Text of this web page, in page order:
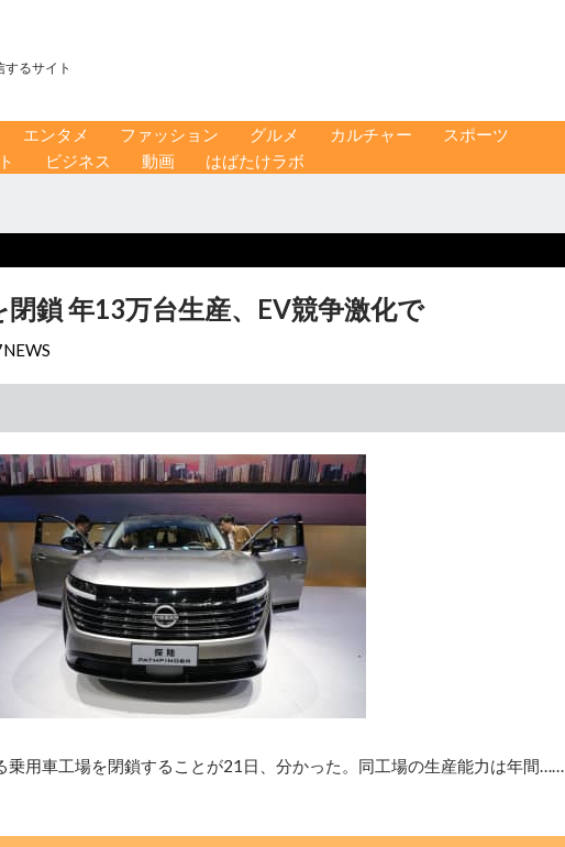
るサイト
エンタメ ファッション グルメ カルチャー
スポーツ
ビジネス 動画 はばたけラボ
鎖 年13万台生産、EV競争激化で
乗用車工場を閉鎖することが21日、分かった。同工場の生産能力は年間……